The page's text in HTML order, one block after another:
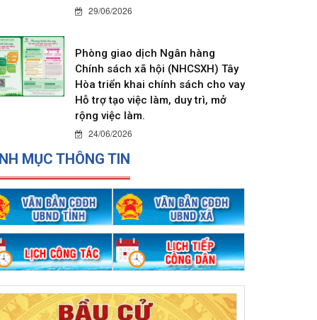
29/06/2026
Phòng giao dịch Ngân hàng
Chính sách xã hội (NHCSXH) Tây
Hòa triển khai chính sách cho vay
Hỗ trợ tạo việc làm, duy trì, mở
rộng việc làm.
24/06/2026
MỤC THÔNG TIN